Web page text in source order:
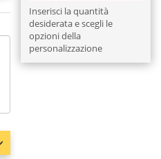
Inserisci la quantità
desiderata e scegli le
opzioni della
personalizzazione